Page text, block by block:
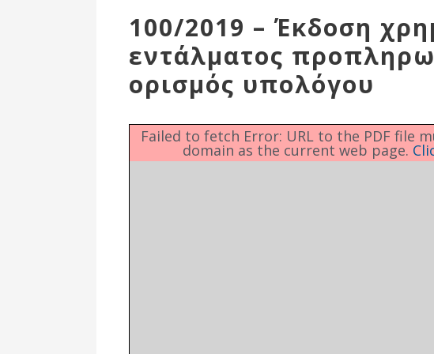
Δημοτικές
Ενότητες
100/2019 – Έκδοση
εντάλματος
ορισμός υπολόγου
Failed to fetch Error: URL to the PDF file
domain as the current web page.